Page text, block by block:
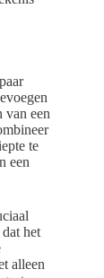
van een
te
een
het
alleen